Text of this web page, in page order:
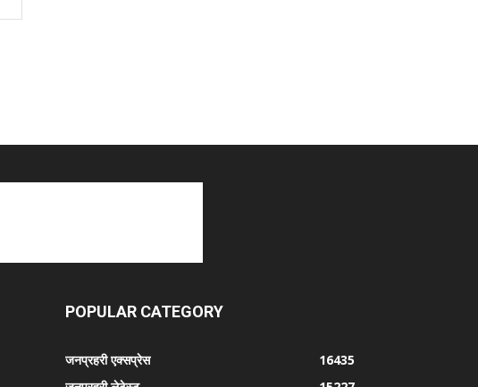
POPULAR CATEGORY
जनप्रहरी एक्सप्रेस
16435